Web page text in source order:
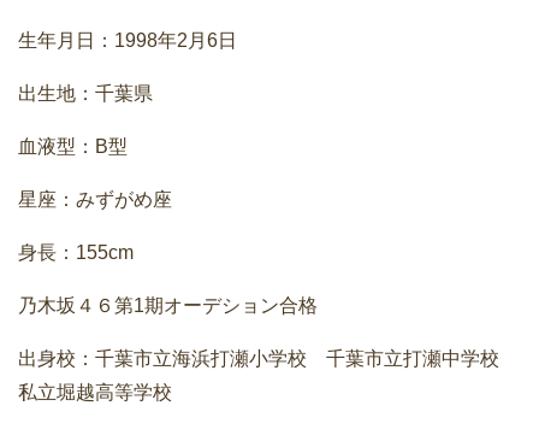
生年月日：1998年2月6日
出生地：千葉県
血液型：B型
星座：みずがめ座
身長：155cm
乃木坂４６第1期オーデション合格
出身校：千葉市立海浜打瀬小学校 千葉市立打瀬中学校
私立堀越高等学校